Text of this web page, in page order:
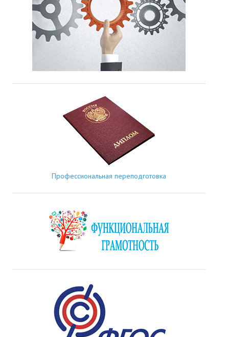
Профессиональная переподготовка